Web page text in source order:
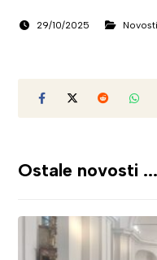
29/10/2025 Novosti
Ostale novosti ...